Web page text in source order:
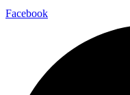
Facebook